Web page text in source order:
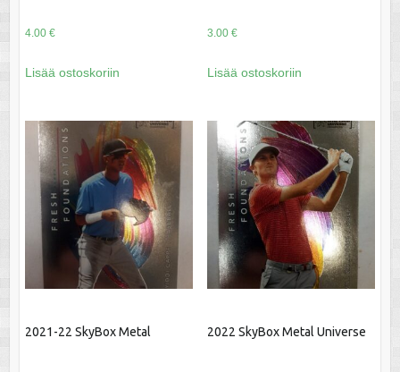
4.00 €
Lisää ostoskoriin
3.00 €
Lisää ostoskoriin
2021-22 SkyBox Metal 2022 SkyBox Metal Universe